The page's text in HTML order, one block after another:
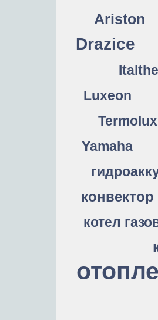
Ariston
Drazice
Luxeon
Termolux
Yamaha
конвектор
котел